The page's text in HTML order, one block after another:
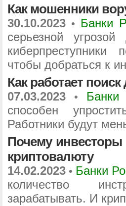
Как мошенники
30.10.2023 • Банки
серьезной
киберпреступники
чтобы добраться к
Как работает
07.03.2023 • Банки
способен
Работники будут
Почему
криптовалюту
14.02.2023 • Банки
количество
зарабатывать. И